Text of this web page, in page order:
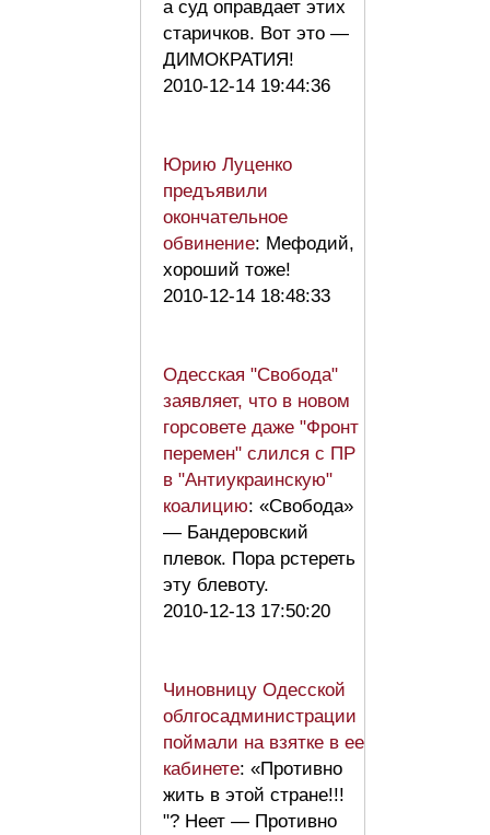
а суд оправдает этих
старичков. Вот это —
ДИМОКРАТИЯ!
2010-12-14 19:44:36
Юрию Луценко
предъявили
окончательное
обвинение: Мефодий,
хороший тоже!
2010-12-14 18:48:33
Одесская "Свобода"
заявляет, что в новом
горсовете даже "Фронт
перемен" слился с ПР
в "Антиукраинскую"
коалицию: «Свобода»
— Бандеровский
плевок. Пора рстереть
эту блевоту.
2010-12-13 17:50:20
Чиновницу Одесской
облгосадминистрации
поймали на взятке в ее
кабинете: «Противно
жить в этой стране!!!
"? Неет — Противно